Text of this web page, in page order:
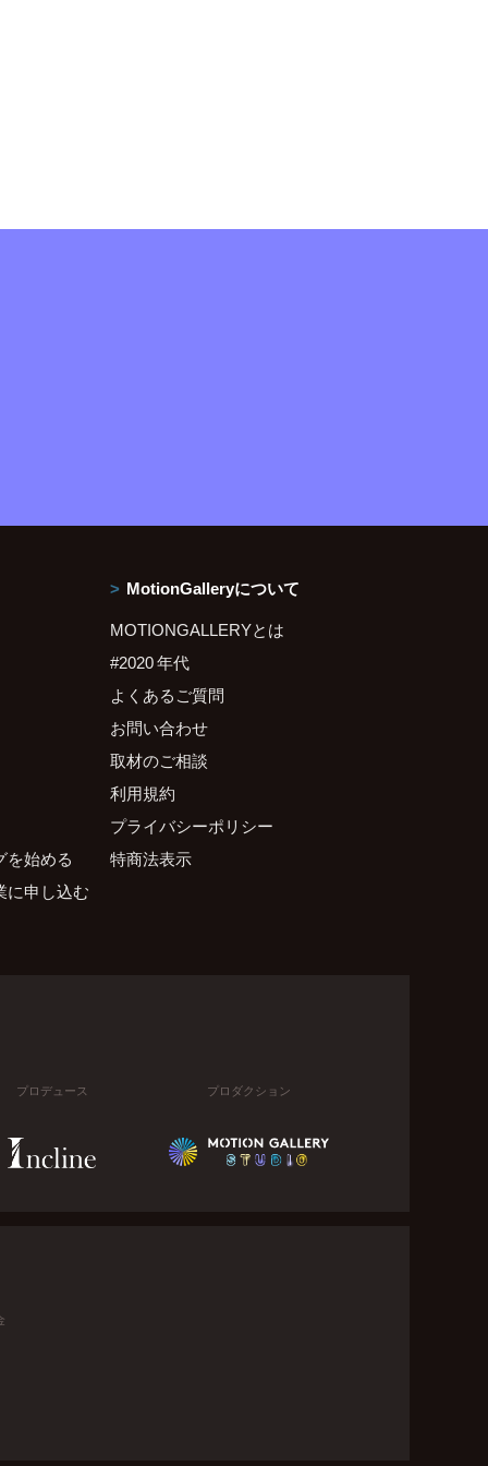
を始める
に申し込む
MotionGalleryについて
MOTIONGALLERYとは
#2020 年代
よくあるご質問
お問い合わせ
取材のご相談
利用規約
プライバシーポリシー
特商法表示
プロデュース プロダクション